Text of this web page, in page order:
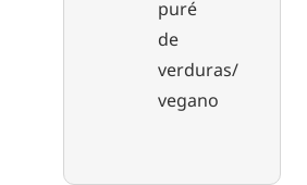
puré
de
verduras/
vegano